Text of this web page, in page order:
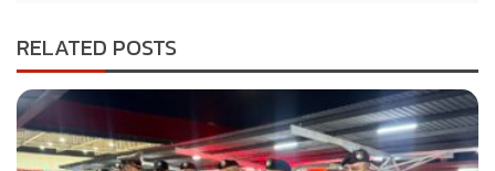
RELATED POSTS